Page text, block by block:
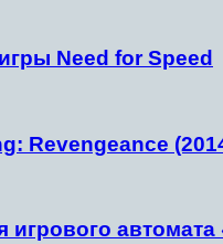
Need for Speed
Revengeance
игрового